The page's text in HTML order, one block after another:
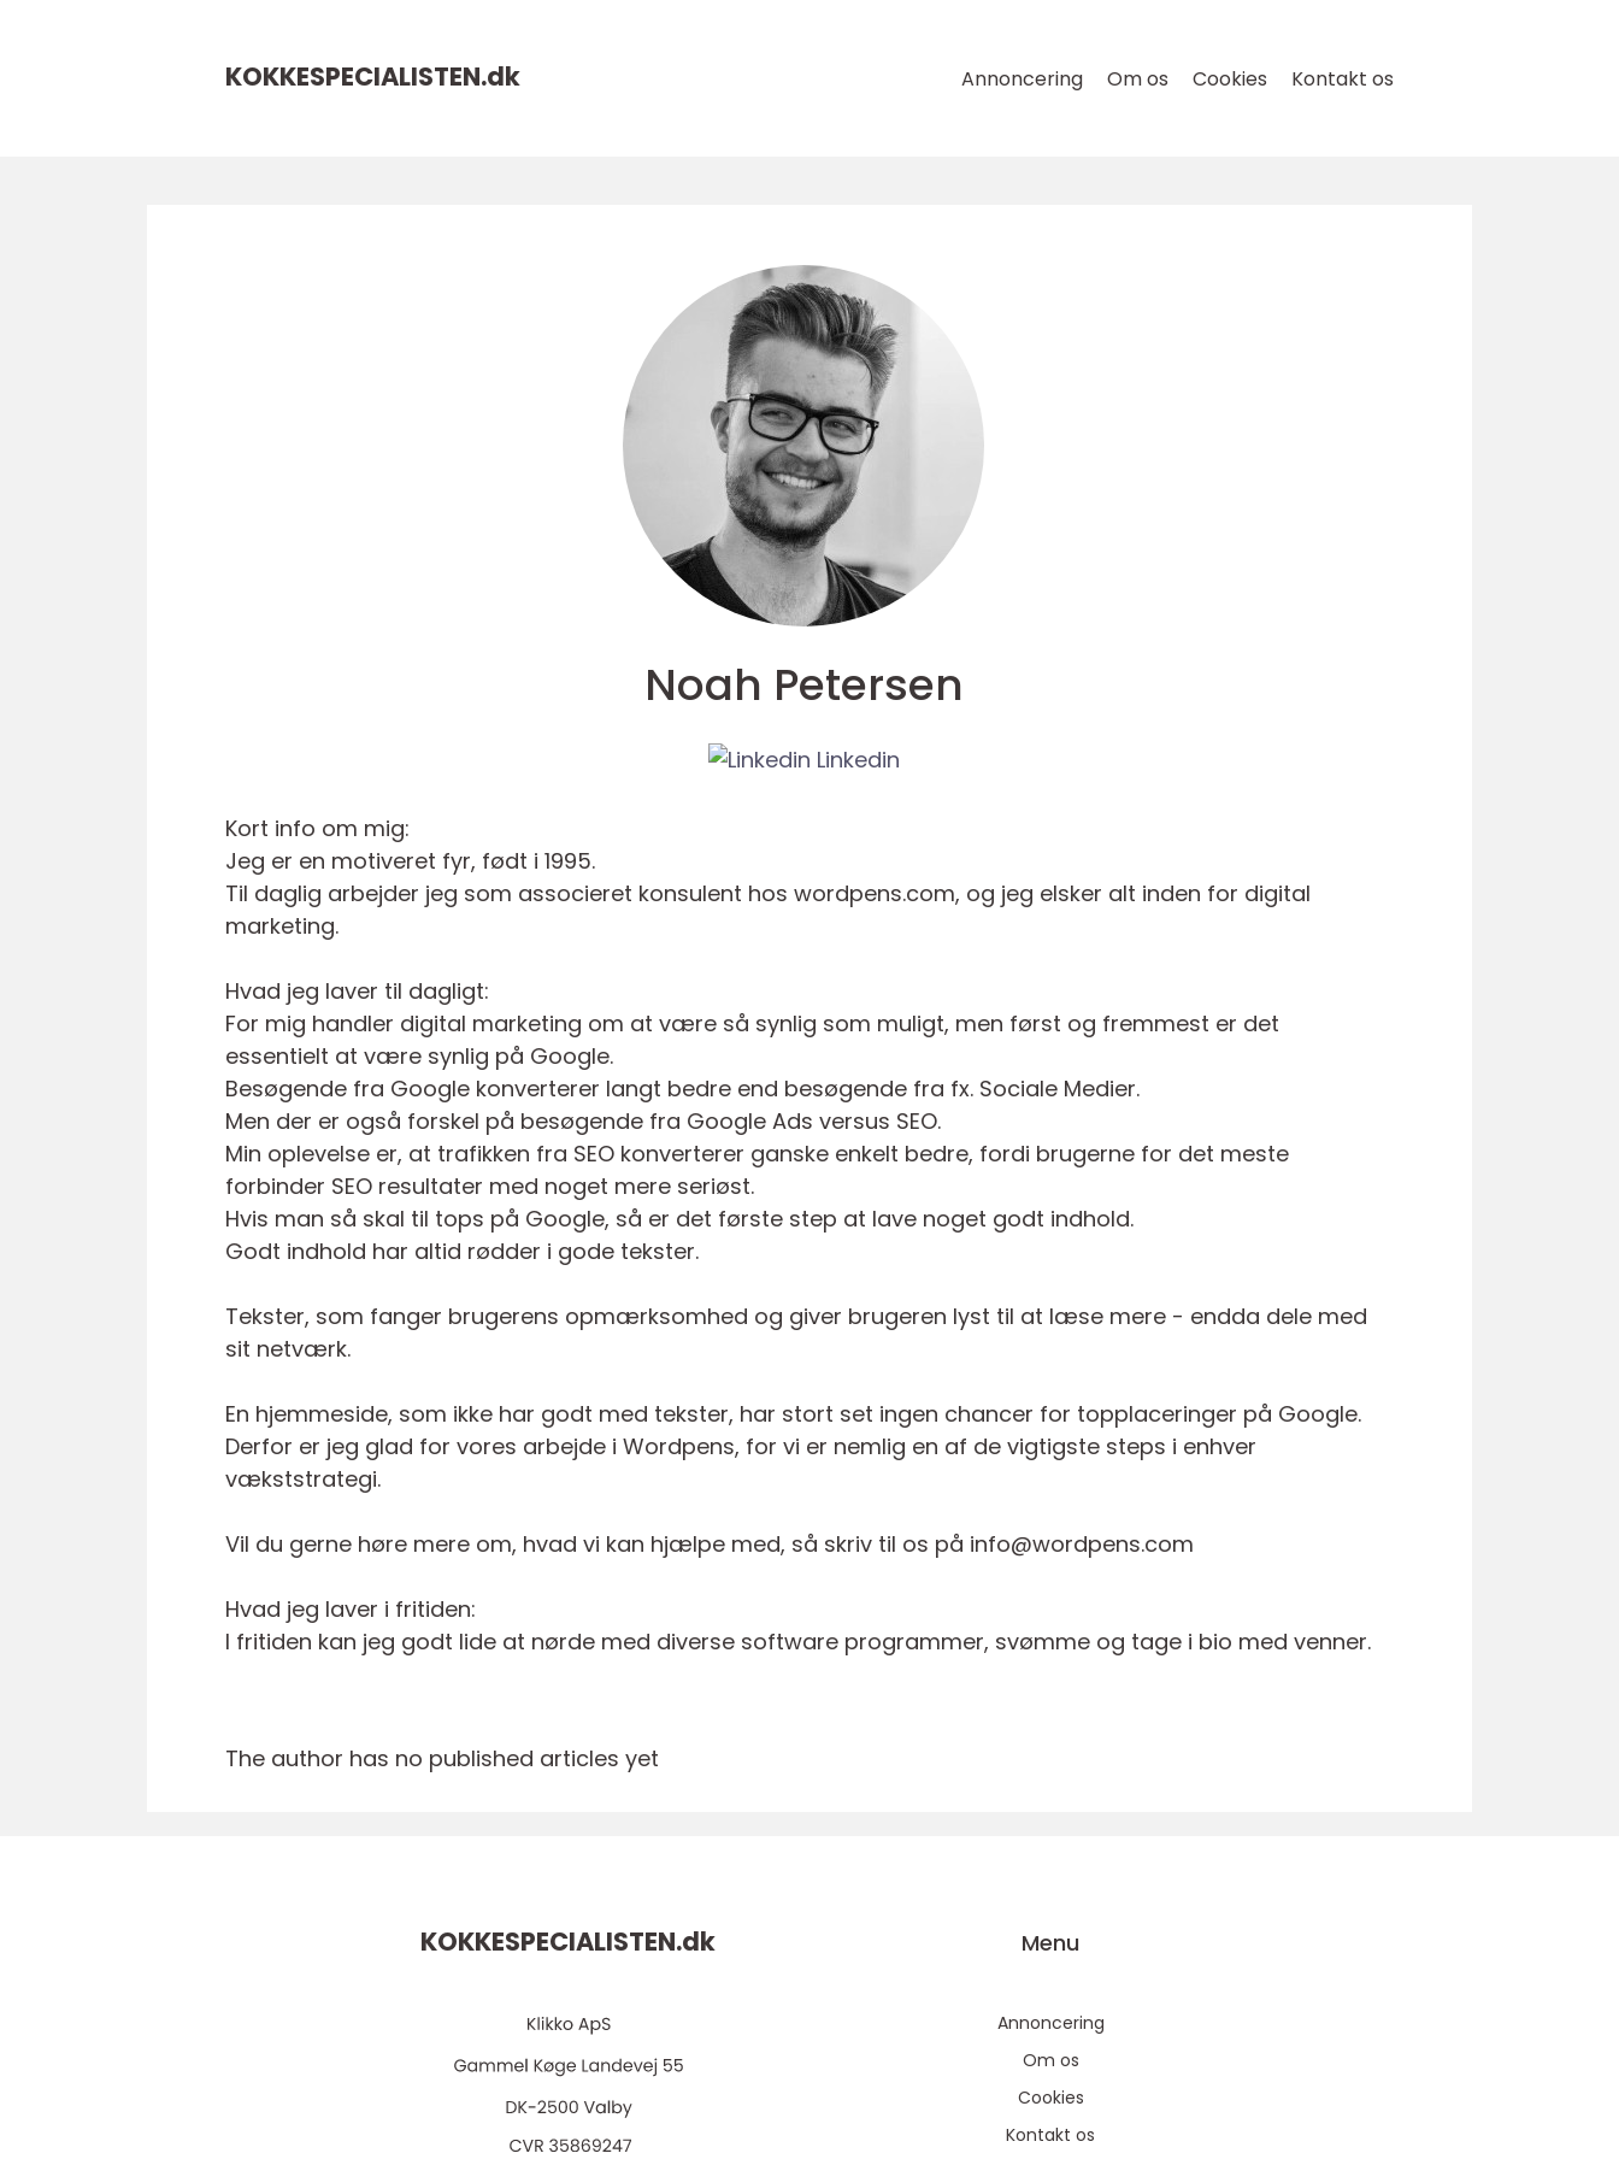
KOKKESPECIALISTEN.dk Annoncering Om os Cookies Kontakt os
Noah Petersen
Linkedin
Kort info om mig:
Jeg er en motiveret fyr, født i 1995.
Til daglig arbejder jeg som associeret konsulent hos wordpens.com, og jeg elsker alt inden for digital
marketing.
Hvad jeg laver til dagligt:
For mig handler digital marketing om at være så synlig som muligt, men først og fremmest er det
essentielt at være synlig på Google.
Besøgende fra Google konverterer langt bedre end besøgende fra fx. Sociale Medier.
Men der er også forskel på besøgende fra Google Ads versus SEO.
Min oplevelse er, at trafikken fra SEO konverterer ganske enkelt bedre, fordi brugerne for det meste
forbinder SEO resultater med noget mere seriøst.
Hvis man så skal til tops på Google, så er det første step at lave noget godt indhold.
Godt indhold har altid rødder i gode tekster.
Tekster, som fanger brugerens opmærksomhed og giver brugeren lyst til at læse mere - endda dele med
sit netværk.
En hjemmeside, som ikke har godt med tekster, har stort set ingen chancer for topplaceringer på Google.
Derfor er jeg glad for vores arbejde i Wordpens, for vi er nemlig en af de vigtigste steps i enhver
vækststrategi.
Vil du gerne høre mere om, hvad vi kan hjælpe med, så skriv til os på info@wordpens.com
Hvad jeg laver i fritiden:
I fritiden kan jeg godt lide at nørde med diverse software programmer, svømme og tage i bio med venner.
The author has no published articles yet
KOKKESPECIALISTEN.dk Menu
Annoncering
Om os
Cookies
Kontakt os